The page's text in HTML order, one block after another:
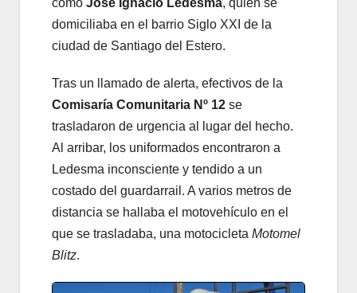
domiciliaba en el barrio Siglo XXI de la
ciudad de Santiago del Estero.
Tras un llamado de alerta, efectivos de la
Comisaría Comunitaria Nº 12 se
trasladaron de urgencia al lugar del hecho.
Al arribar, los uniformados encontraron a
Ledesma inconsciente y tendido a un
costado del guardarrail. A varios metros de
distancia se hallaba el motovehículo en el
que se trasladaba, una motocicleta Motomel
Blitz.